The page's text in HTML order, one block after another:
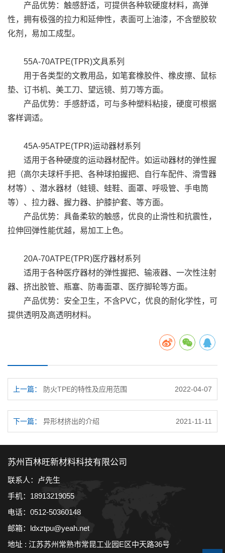
产品优势：触感舒适，可提供各种软硬度材料，高弹
性，拥有极强的拉力和延伸性，表面可上油漆，不含塑胶软
化剂，易加工成型。
55A-70ATPE(TPR)文具系列
用于各类型的文教用品，如笔套橡胶件、橡皮擦、鼠标
垫、订书机、美工刀、望远镜、剪刀等方面。
产品优势：手感舒适，可与多种塑料粘接，硬度可根据
客样调适。
45A-95ATPE(TPR)运动器材系列
适用于各种硬度的运动器材配件。如运动器材的弹性握
把（高尔夫球杆手把、各种球拍握把、自行车配件、滑雪器
材等）、潜水器材（蛙镜、蛙鞋、面罩、呼吸管、手电筒
等）、拉力器、握力器、护膝护套、等方面。
产品优势：具备柔软的触感，优良的止滑性和抗震性，
拉伸回弹性能优越，易加工上色。
20A-70ATPE(TPR)医疗器材系列
适用于各种医疗器材的弹性握把、输液器、一次性注射
器、挤出胶管、瓶塞、防毒面罩、医疗脚轮等方面。
产品优势：安全卫生，不含PVC，优良的耐化学性，可
提供透明及高透明材料。
上一篇： 防火TPE的特性及应用范围 2022-04-07
下一篇： 异形材挤出的介绍 2021-11-11
苏州百林旺新材料科技有限公司
联系人：卢先生
手机：18913219055
电话：0512-50360148
邮箱：ldxztpu@yeah.net
地址 : 江苏苏州常熟市常昆工业园E区中天路36号